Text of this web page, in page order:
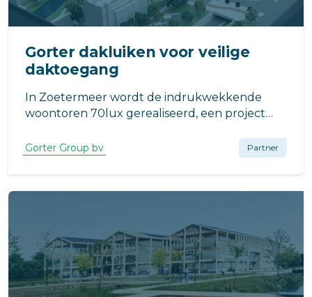
Gorter dakluiken voor veilige
daktoegang
In Zoetermeer wordt de indrukwekkende
woontoren 70lux gerealiseerd, een project
Luxemburglaan 2a.
Gorter Group bv Partner